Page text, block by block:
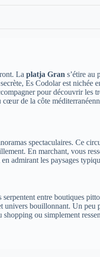
La platja Gran s’étire au
Es Codolar est nichée
pour découvrir les
de la côte
spectaculaires. Ce
En marchant, vous
admirant les paysages
entre boutiques
bouillonnant. Un
ou simplement